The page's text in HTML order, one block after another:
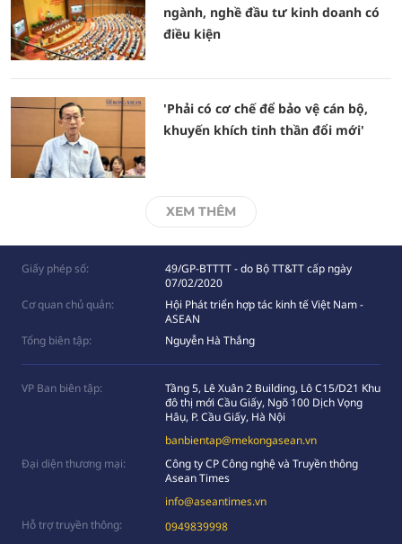
ngành, nghề đầu tư kinh doanh có
điều kiện
'Phải có cơ chế để bảo vệ cán bộ,
khuyến khích tinh thần đổi mới'
XEM THÊM
Giấy phép số:
49/GP-BTTTT - do Bộ TT&TT cấp ngày
07/02/2020
Cơ quan chủ quản:
Hội Phát triển hợp tác kinh tế Việt Nam -
ASEAN
Tổng biên tập:
Nguyễn Hà Thắng
VP Ban biên tập:
Tầng 5, Lê Xuân 2 Building, Lô C15/D21 Khu
đô thị mới Cầu Giấy, Ngõ 100 Dịch Vọng
Hâụ, P. Cầu Giấy, Hà Nội
banbientap@mekongasean.vn
Đại diện thương mại:
Công ty CP Công nghệ và Truyền thông
Asean Times
info@aseantimes.vn
Hỗ trợ truyền thông:
0949839998